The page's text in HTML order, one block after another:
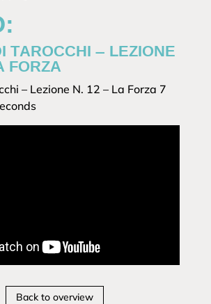
TAROCCHI – LEZIONE
FORZA
– Lezione N. 12 – La Forza 7
Back to overview